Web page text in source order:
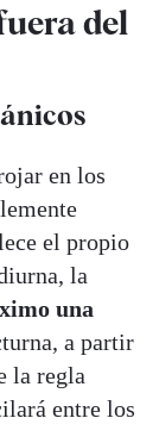
del
en los
el propio
la
una
a partir
la regla
entre los